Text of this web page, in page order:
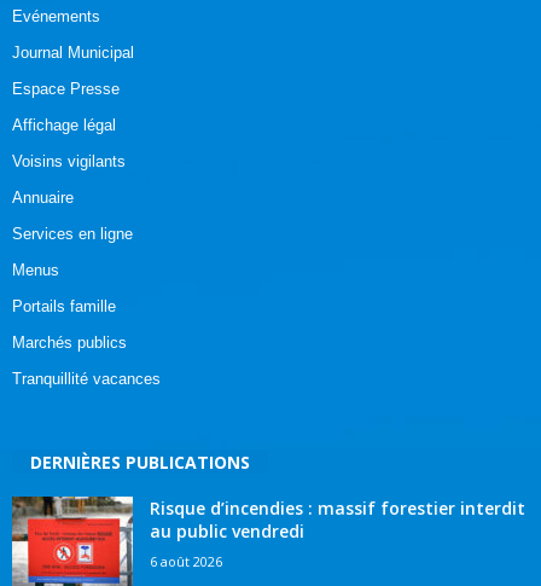
Evénements
Journal Municipal
Espace Presse
Affichage légal
Voisins vigilants
Annuaire
Services en ligne
Menus
Portails famille
Marchés publics
Tranquillité vacances
DERNIÈRES PUBLICATIONS
Risque d’incendies : massif forestier interdit
au public vendredi
6 août 2026